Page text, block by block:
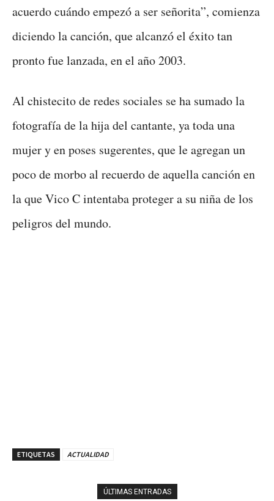
acuerdo cuándo empezó a ser señorita”, comienza
diciendo la canción, que alcanzó el éxito tan
pronto fue lanzada, en el año 2003.
Al chistecito de redes sociales se ha sumado la
fotografía de la hija del cantante, ya toda una
mujer y en poses sugerentes, que le agregan un
poco de morbo al recuerdo de aquella canción en
la que Vico C intentaba proteger a su niña de los
peligros del mundo.
ETIQUETAS ACTUALIDAD
ÚLTIMAS ENTRADAS